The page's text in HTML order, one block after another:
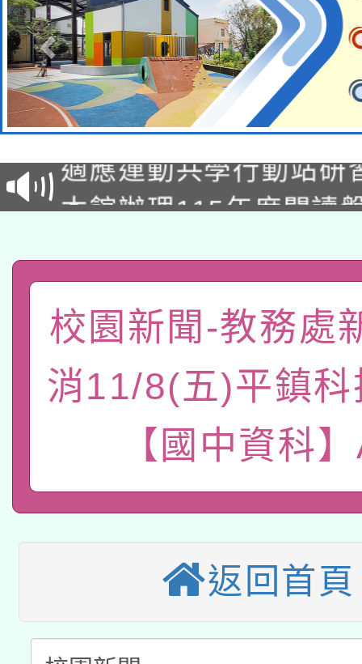
本校115學年度第2次
招甄選結果公告(無人
招)
適應運動共學行動站研
本館辦理115年度閱讀
礎課程
A3數位素養講師名單
「數位內容與教學軟體
pilot」
有關大陸委員會函釋公
薪期間赴陸應申請許可
轉知經濟部水利署委託
業技術研究院辦理「
用水績優單位及節水達
動」
115年8月22日(星期六
桃園市孔廟祈福系列
本校115學年度第2次
招甄選結果公告(無人
適應運動共學行動站研
本館辦理115年度閱讀
暨閱讀推動專業研習
科技賦能─人工智慧
校園新聞-教務處
消11/8(五)平鎮科
【國中資科
返回首頁